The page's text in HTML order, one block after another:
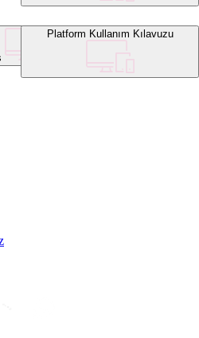
Platform Kullanım Kılavuzu